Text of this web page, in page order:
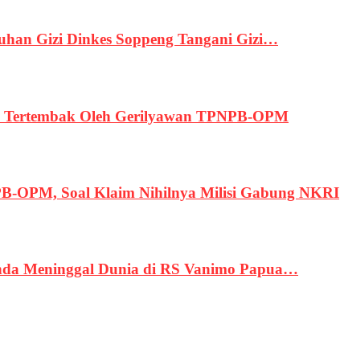
Gizi Dinkes Soppeng Tangani Gizi…
Oleh Gerilyawan TPNPB-OPM
OPM, Soal Klaim Nihilnya Milisi Gabung NKRI
Meninggal Dunia di RS Vanimo Papua…